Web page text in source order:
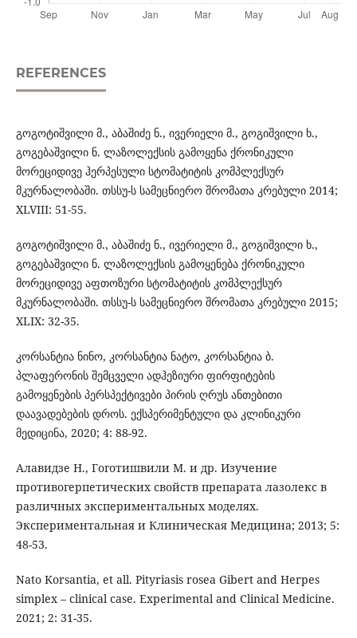
REFERENCES
გოგოტიშვილი მ., აბაშიძე ნ., ივერიელი მ., გოგიშვილი ხ.,
გოგებაშვილი ნ. ლაზოლექსის გამოყენა ქრონიკული
მორეციდივე ჰერპესული სტომატიტის კომპლექსურ
მკურნალობაში. თსსუ-ს სამეცნიერო შრომათა კრებული 2014;
XLVIII: 51-55.
გოგოტიშვილი მ., აბაშიძე ნ., ივერიელი მ., გოგიშვილი ხ.,
გოგებაშვილი ნ. ლაზოლექსის გამოყენება ქრონიკული
მორეციდივე აფთოზური სტომატიტის კომპლექსურ
მკურნალობაში. თსსუ-ს სამეცნიერო შრომათა კრებული 2015;
XLIX: 32-35.
კორსანტია ნინო, კორსანტია ნატო, კორსანტია ბ.
პლაფერონის შემცველი ადჰეზიური ფირფიტების
გამოყენების პერსპექტივები პირის ღრუს ანთებითი
დაავადებების დროს. ექსპერიმენტული და კლინიკური
მედიცინა, 2020; 4: 88-92.
Алавидзе Н., Гоготишвили М. и др. Изучение
противогерпетических свойств препарата лазолекс в
различных экспериментальных моделях.
Экспериментальная и Клиническая Медицина; 2013; 5:
48-53.
Nato Korsantia, et all. Pityriasis rosea Gibert and Herpes
simplex – clinical case. Experimental and Clinical Medicine.
2021; 2: 31-35.